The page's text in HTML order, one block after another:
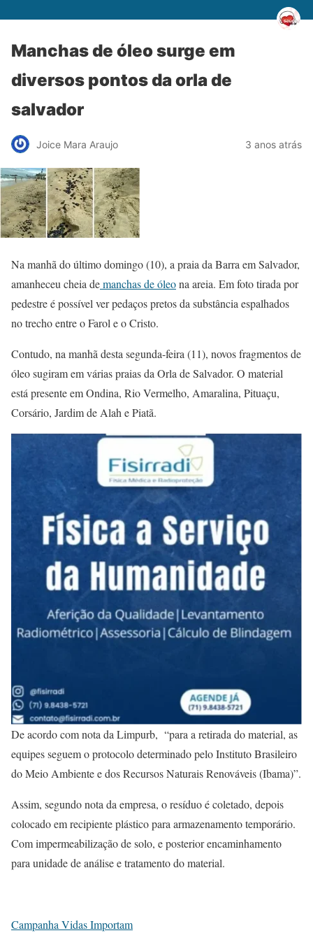
Manchas de óleo surge em
diversos pontos da orla de
salvador
Joice Mara Araujo 3 anos atrás
Na manhã do último domingo (10), a praia da Barra em Salvador,
amanheceu cheia demanchas de óleona areia. Em foto tirada por
pedestre é possível ver pedaços pretos da substância espalhados
no trecho entre o Farol e o Cristo.
Contudo, na manhã desta segunda-feira (11), novos fragmentos de
óleo sugiram em várias praias da Orla de Salvador. O material
está presente em Ondina, Rio Vermelho, Amaralina, Pituaçu,
Corsário, Jardim de Alah e Piatã.
De acordo com nota da Limpurb, “para a retirada do material, as
equipes seguem o protocolo determinado pelo Instituto Brasileiro
do Meio Ambiente e dos Recursos Naturais Renováveis (Ibama)”.
Assim, segundo nota da empresa, o resíduo é coletado, depois
colocado em recipiente plástico para armazenamento temporário.
Com impermeabilização de solo, e posterior encaminhamento
para unidade de análise e tratamento do material.
Campanha Vidas Importam